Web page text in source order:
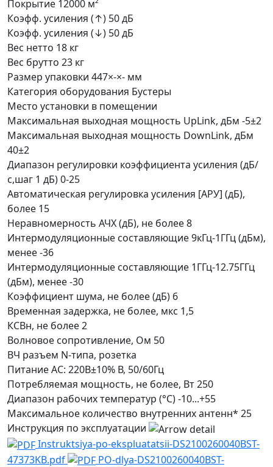
Покрытие 12000 м²
Коэфф. усиления (↑) 50 дБ
Коэфф. усиления (↓) 50 дБ
Вес нетто 18 кг
Вес брутто 23 кг
Размер упаковки 447×-×- мм
Категория оборудования Бустеры
Место установки в помещении
Максимальная выходная мощность UpLink, дБм -5±2
Максимальная выходная мощность DownLink, дБм
40±2
Диапазон регулировки коэффициента усиления (дБ/
с,шаг 1 дБ)0-25
Автоматическая регулировка усиления [АРУ] (дБ),
более 15
Неравномерность АЧХ (дБ), не более8
Интермодуляционные составляющие 9кГц-1ГГц (дБм),
менее-36
Интермодуляционные составляющие 1ГГц-12.75ГГц
(дБм), менее-30
Коэффициент шума, не более (дБ) 6
Временная задержка, не более, мкс 1,5
КСВн, не более2
Волновое сопротивление, Ом 50
ВЧ разъем N-типа, розетка
ПитаниеAC: 220В±10% В, 50/60Гц
Потребляемая мощность, не более, Вт250
Диапазон рабочих температур (°С)-10...+55
Максимальное количество внутренних антенн* 25
Инструкция по эксплуатации
Instruktsiya-po-ekspluatatsii-DS2100260040BST-
47373KB.pdf
PO-dlya-DS2100260040BST-